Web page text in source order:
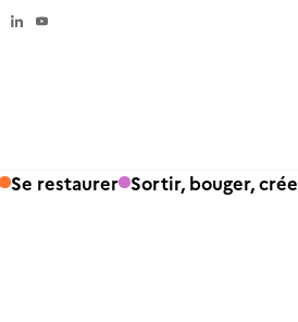
Se restaurer Sortir, bouger,